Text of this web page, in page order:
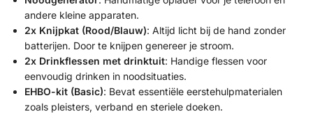
andere kleine apparaten.
2x Knijpkat (Rood/Blauw): Altijd licht bij de hand zonder
batterijen. Door te knijpen genereer je stroom.
2x Drinkflessen met drinktuit: Handige flessen voor
eenvoudig drinken in noodsituaties.
EHBO-kit (Basic): Bevat essentiële eerstehulpmaterialen
zoals pleisters, verband en steriele doeken.